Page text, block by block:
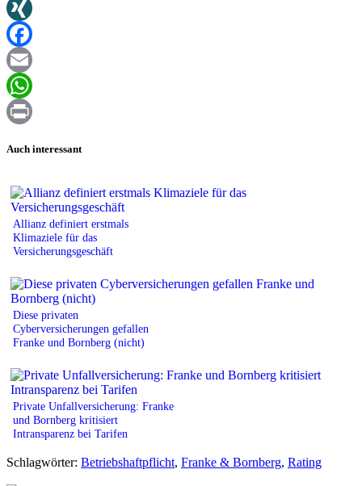
Twitter
XING
Facebook
Email
WhatsApp
Auch interessant
Allianz definiert erstmals
Klimaziele für das
Versicherungsgeschäft
Diese privaten
Cyberversicherungen gefallen
Franke und Bornberg (nicht)
Private Unfallversicherung: Franke
und Bornberg kritisiert
Intransparenz bei Tarifen
Schlagwörter: Betriebshaftpflicht, Franke & Bornberg, Rating